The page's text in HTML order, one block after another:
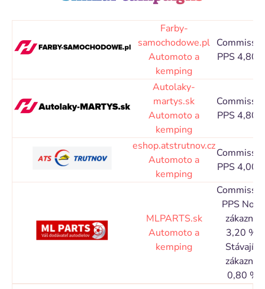
Farby-
samochodowe.pl
Automoto a
kemping
PPS 4,80
Autolaky-
martys.sk
Automoto a
kemping
PPS 4,80
eshop.atstrutnov.cz
Automoto a
kemping
PPS 4,00
MLPARTS.sk
Automoto a
kemping
PPS Nový
zákazník
3,20 %,
Stávající
zákazník
0,80 %